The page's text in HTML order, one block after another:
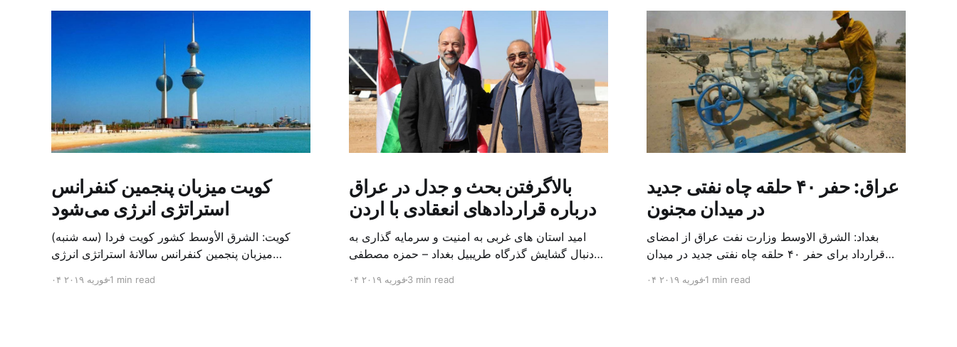
کویت میزبان پنجمین کنفرانس
استراتژی انرژی می‌شود
کویت: الشرق الأوسط کشور کویت فردا (سه شنبه)
میزبان پنجمین کنفرانس سالانهٔ استراتژی انرژی
الشرق الاوسط، حدود ۳۰۰ متخصص از شرکت‌های
۰۴ فوریه ۲۰۱۹1 min read
بالاگرفتن بحث و جدل در عراق
درباره قراردادهای انعقادی با اردن
امید استان های غربی به امنیت و سرمایه گذاری به
دنبال گشایش گذرگاه طریبیل بغداد – حمزه مصطفی
طریبیل توسط عادل عبد المهدی نخست وزیر عراق و
۰۴ فوریه ۲۰۱۹3 min read
عراق: حفر ۴۰ حلقه چاه نفتی جدید
در میدان مجنون
بغداد: الشرق الاوسط وزارت نفت عراق از امضای
قرارداد برای حفر ۴۰ حلقه چاه نفتی جدید در میدان
محمد خضیر مدعامل شرکت حفاری عراق روز یکشنبه
۰۴ فوریه ۲۰۱۹1 min read